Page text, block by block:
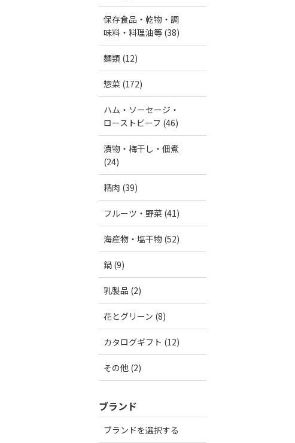
保存食品・乾物・調
味料・料理油等 (38)
麺類 (12)
惣菜 (172)
ハム・ソーセージ・
ローストビーフ (46)
漬物・梅干し・佃煮
(24)
精肉 (39)
フルーツ・野菜 (41)
海産物・塩干物 (52)
鍋 (9)
乳製品 (2)
花とグリーン (8)
カタログギフト (12)
その他 (2)
ブランド
ブランドを選択する